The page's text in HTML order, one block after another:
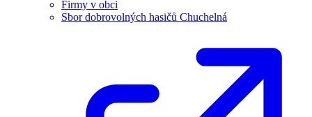
Firmy v obci
Sbor dobrovolných hasičů Chuchelná